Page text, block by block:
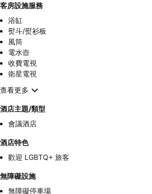
客房設施服務
浴缸
熨斗/熨衫板
風筒
電水壺
收費電視
衛星電視
查看更多
酒店主題/類型
會議酒店
酒店特色
歡迎 LGBTQ+ 旅客
無障礙設施
無障礙停車場